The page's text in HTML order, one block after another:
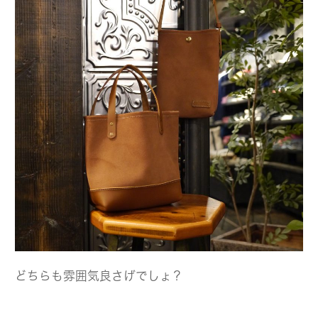
どちらも雰囲気良さげでしょ？